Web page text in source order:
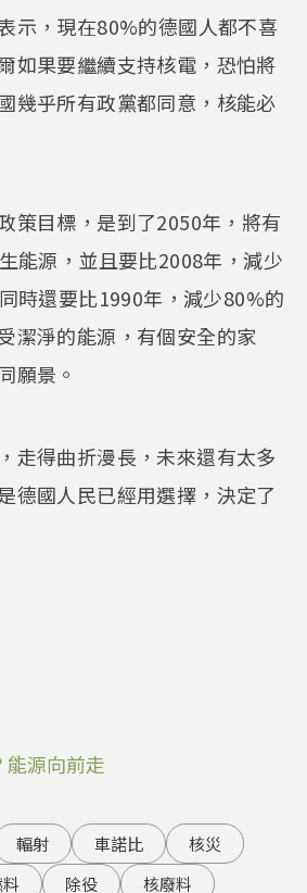
示，現在80%的德國人都不喜
如果要繼續支持核電，恐怕將
幾乎所有政黨都同意，核能必
策目標，是到了2050年，將有
能源，並且要比2008年，減少
時還要比1990年，減少80%的
潔淨的能源，有個安全的家
願景。
走得曲折漫長，未來還有太多
德國人民已經用選擇，決定了
能源向前走
輻射 車諾比
核災
除役 核廢料